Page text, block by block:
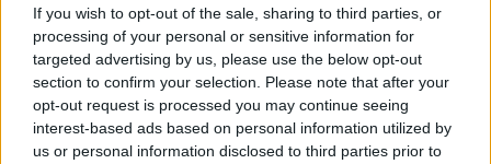
If you wish to opt-out of the sale, sharing to third parties, or
processing of your personal or sensitive information for
targeted advertising by us, please use the below opt-out
section to confirm your selection. Please note that after your
opt-out request is processed you may continue seeing
interest-based ads based on personal information utilized by
us or personal information disclosed to third parties prior to
​Ci vuole Fedez
​Cronaca di un vaccino annunciato
​Liberazione
Esternazioni
Vaxzevria
Nazionali
​Ricorrenze e celebrazioni